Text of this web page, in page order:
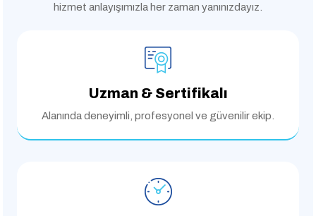
hizmet anlayışımızla her zaman yanınızdayız.
Uzman & Sertifikalı
Alanında deneyimli, profesyonel ve güvenilir ekip.